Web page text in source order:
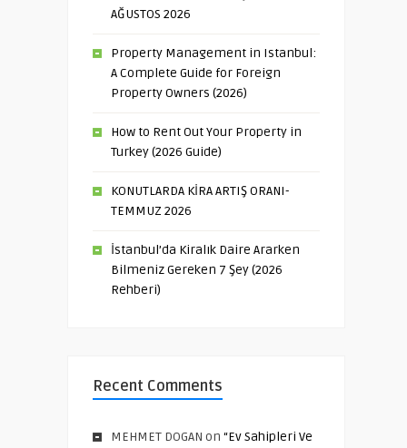
AĞUSTOS 2026
Property Management in Istanbul:
A Complete Guide for Foreign
Property Owners (2026)
How to Rent Out Your Property in
Turkey (2026 Guide)
KONUTLARDA KİRA ARTIŞ ORANI-
TEMMUZ 2026
İstanbul’da Kiralık Daire Ararken
Bilmeniz Gereken 7 Şey (2026
Rehberi)
Recent Comments
MEHMET DOGAN on “Ev Sahipleri Ve